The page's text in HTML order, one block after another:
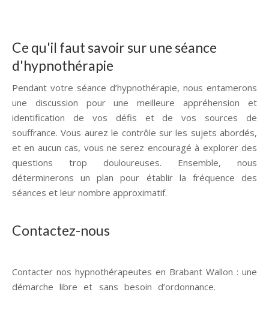
Ce qu'il faut savoir sur une séance
d'hypnothérapie
Pendant votre séance d’hypnothérapie, nous entamerons
une discussion pour une meilleure appréhension et
identification de vos défis et de vos sources de
souffrance. Vous aurez le contrôle sur les sujets abordés,
et en aucun cas, vous ne serez encouragé à explorer des
questions trop douloureuses. Ensemble, nous
déterminerons un plan pour établir la fréquence des
séances et leur nombre approximatif.
Contactez-nous
Contacter nos hypnothérapeutes en Brabant Wallon : une
démarche libre et sans besoin d’ordonnance.